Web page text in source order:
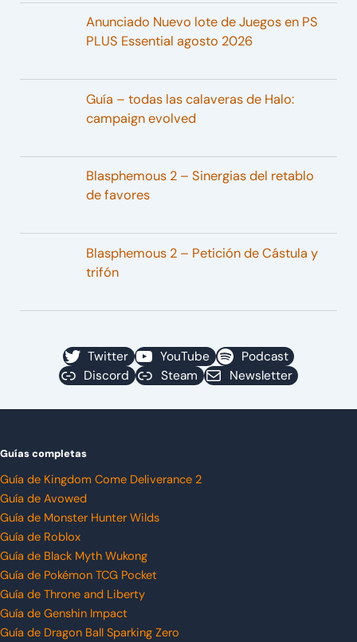
Anunciado Nuevo lote de Juegos en PS
PLUS Essential agosto 2026
Guía – todas las calaveras de Halo:
campaign evolved
Blasphemous 2 – Sinergias del retablo
de favores
Blasphemous 2 – Petición de Cástula y
trifón
Twitter YouTube
Podcast
Discord
Steam Newsletter
Guías completas
Guía de Kingdom Come Deliverance 2
Guía de Avowed
Guía de Monster Hunter Wilds
Guía de Roblox
Guía de Black Myth Wukong
Guía de Pokémon TCG Pocket
Guía de Throne and Liberty
Guía de Genshin Impact
Guía de Dragon Ball Sparking Zero